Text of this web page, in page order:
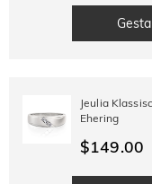
Jeulia
Ehering
$149.00